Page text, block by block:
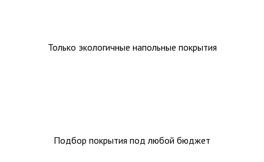
Только экологичные напольные покрытия
Подбор покрытия под любой бюджет